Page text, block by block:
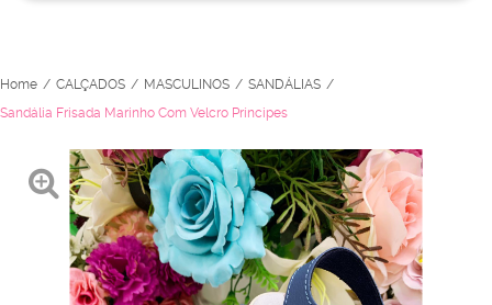
Home CALÇADOS MASCULINOS
SANDÁLIAS
Sandália Frisada Marinho Com Velcro Príncipes